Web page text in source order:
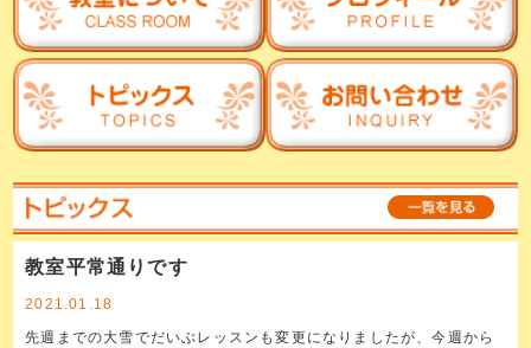
教室平常通りです
2021.01.18
先週までの大雪でだいぶレッスンも変更になりましたが、今週から